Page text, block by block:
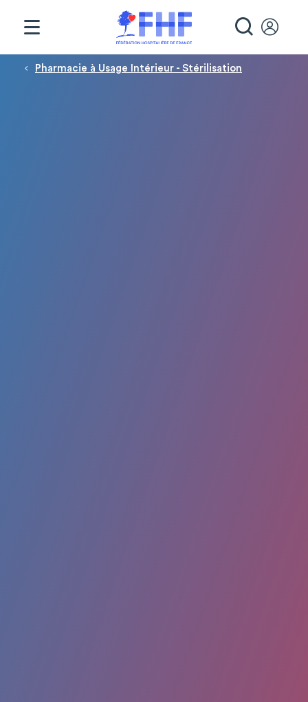
Fil d'Ariane
Pharmacie à Usage Intérieur - Stérilisation
Panneau de gestion des cookies